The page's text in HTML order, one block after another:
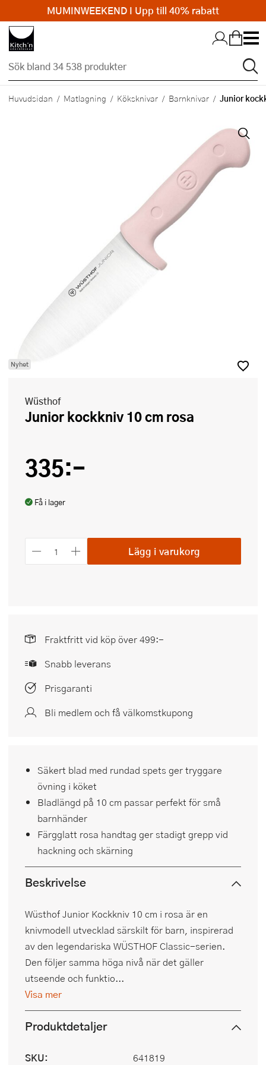
Hopp till huvudinnehållet
Huvudsidan Matlagning Köksknivar Barnknivar Junior
Nyhet
Wüsthof
Junior kockkniv 10 cm rosa
335:-
Få i lager
Lägg i varukorg
Fraktfritt vid köp över 499:-
Snabb leverans
Prisgaranti
Bli medlem och få välkomstkupong
Säkert blad med rundad spets ger tryggare
övning i köket
Bladlängd på 10 cm passar perfekt för små
barnhänder
Färgglatt rosa handtag ger stadigt grepp vid
hackning och skärning
Beskrivelse
Wüsthof Junior Kockkniv 10 cm i rosa är en
knivmodell utvecklad särskilt för barn, inspirerad
av den legendariska WÜSTHOF Classic-serien.
Den följer samma höga nivå när det gäller
utseende och funktio...
Visa mer
Produktdetaljer
SKU: 641819
MUMINWEEKEND I Upp till 40% rabatt